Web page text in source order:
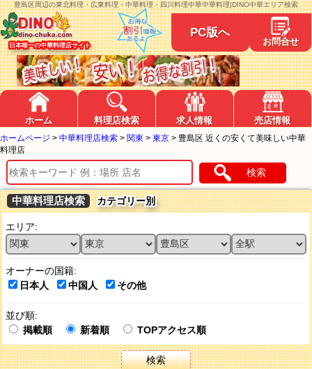
豊島区周辺の東北料理・広東料理・中華料理・四川料理中華中華料理|DINO中華エリア検索
日本唯一の中華料理店サイト
PC版へ
お問合せ
ホーム 料理店検索 求人情報 売店情報
ホームページ > 中華料理店検索 > 関東 > 東京 > 豊島区 近くの安くて美味しい中華
料理店
検索
中華料理店検索 カテゴリー別
エリア:
オーナーの国籍:
日本人
中国人 その他
並び順:
掲載順
新着順 TOPアクセス順
検索